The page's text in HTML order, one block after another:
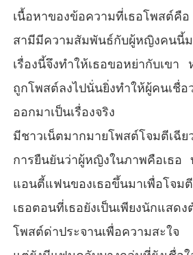
เนื้อหาของข้อความที่เธอโพสต์
สามีมีความสัมพันธ์กับผู้หญิงคนนี้ม
เรื่องนี้จึงทำให้เธอขอหย่ากับเขา
ถูกโพสต์ลงไปนั่นยิ่งทำให้ผู้คนเชื่
ออกมาเป็นเรื่องจริง
มีชาวเน็ตมากมายโพสต์โจมตีเฉีย
การยืนยันว่าผู้หญิงในภาพคือเธอ
แอนตี้แฟนของเธอขึ้นมาเพื่อโจม
เธอตอนที่เธอยังเป็นเพียงนักแสดง
โพสต์ด่าประจานเพื่อความสะใจ